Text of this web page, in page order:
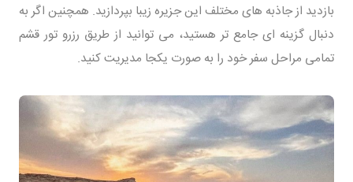
بازدید از جاذبه های مختلف این جزیره زیبا بپردازید. همچنین اگر به
دنبال گزینه ای جامع تر هستید، می توانید از طریق رزرو تور قشم
تمامی مراحل سفر خود را به صورت یکجا مدیریت کنید.